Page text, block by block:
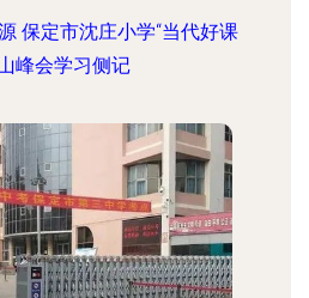
保定市沈庄小学“当代好课
峰会学习侧记